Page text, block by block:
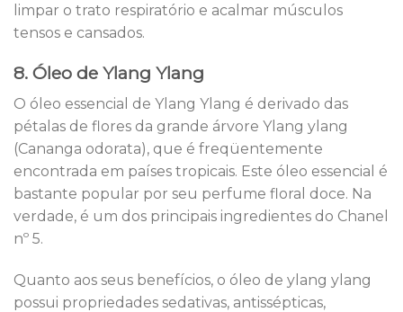
limpar o trato respiratório e acalmar músculos
tensos e cansados.
8. Óleo de Ylang Ylang
O óleo essencial de Ylang Ylang é derivado das
pétalas de flores da grande árvore Ylang ylang
(Cananga odorata), que é freqüentemente
encontrada em países tropicais. Este óleo essencial é
bastante popular por seu perfume floral doce. Na
verdade, é um dos principais ingredientes do Chanel
nº 5.
Quanto aos seus benefícios, o óleo de ylang ylang
possui propriedades sedativas, antissépticas,